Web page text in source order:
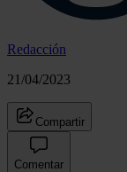
Redacción
21/04/2023
Compartir
Comentar